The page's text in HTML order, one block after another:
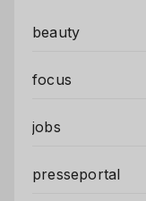
beauty
focus
jobs
presseportal